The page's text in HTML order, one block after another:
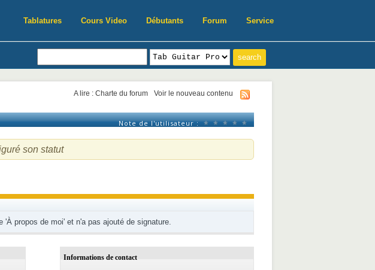
Tablatures Cours Video Débutants Forum Service
A lire : Charte du forum Voir le nouveau contenu
Note de l'utilisateur :
son statut
propos de moi' et n'a pas ajouté de signature.
Informations de contact